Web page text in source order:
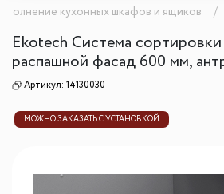
кухонных шкафов и ящиков
Ekotech Система
распашной фасад 600 мм,
Артикул: 14130030
МОЖНО ЗАКАЗАТЬ С УСТАНОВКОЙ